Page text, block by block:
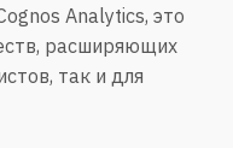
Analytics, это
расширяющих
так и для